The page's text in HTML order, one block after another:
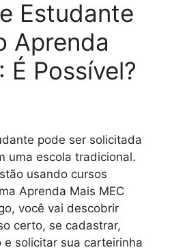
Estudante
Aprenda
É Possível?
pode ser solicitada
uma escola tradicional.
usando cursos
Aprenda Mais MEC
você vai descobrir
certo, se cadastrar,
solicitar sua carteirinha